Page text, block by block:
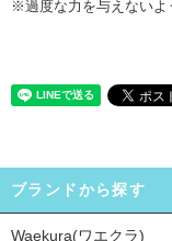
※過度な力を与えないよ
ブランドから探す
Waekura(ワエクラ)